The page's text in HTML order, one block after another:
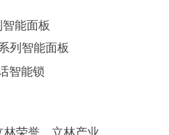
能面板
列智能面板
智能锁
林荣誉 立林产业